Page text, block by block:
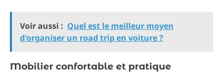
Voir aussi : Quel est le meilleur moyen
d'organiser un road trip en voiture ?
Mobilier confortable et pratique